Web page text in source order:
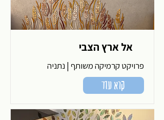
אל ארץ הצבי
פרויקט קרמיקה משותף | נתניה
קרא עוד